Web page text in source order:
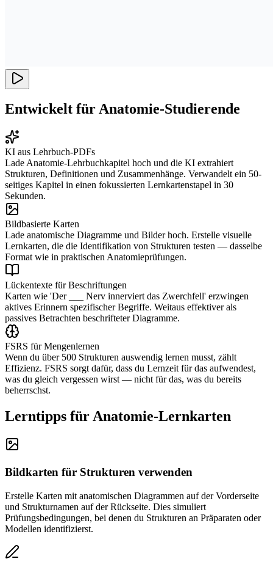
Entwickelt für Anatomie-Studierende
KI aus Lehrbuch-PDFs
Lade Anatomie-Lehrbuchkapitel hoch und die KI extrahiert
Strukturen, Definitionen und Zusammenhänge. Verwandelt ein 50-
seitiges Kapitel in einen fokussierten Lernkartenstapel in 30
Sekunden.
Bildbasierte Karten
Lade anatomische Diagramme und Bilder hoch. Erstelle visuelle
Lernkarten, die die Identifikation von Strukturen testen — dasselbe
Format wie in praktischen Anatomieprüfungen.
Lückentexte für Beschriftungen
Karten wie 'Der ___ Nerv innerviert das Zwerchfell' erzwingen
aktives Erinnern spezifischer Begriffe. Weitaus effektiver als
passives Betrachten beschrifteter Diagramme.
FSRS für Mengenlernen
Wenn du über 500 Strukturen auswendig lernen musst, zählt
Effizienz. FSRS sorgt dafür, dass du Lernzeit für das aufwendest,
was du gleich vergessen wirst — nicht für das, was du bereits
beherrschst.
Lerntipps für Anatomie-Lernkarten
Bildkarten für Strukturen verwenden
Erstelle Karten mit anatomischen Diagrammen auf der Vorderseite
und Strukturnamen auf der Rückseite. Dies simuliert
Prüfungsbedingungen, bei denen du Strukturen an Präparaten oder
Modellen identifizierst.